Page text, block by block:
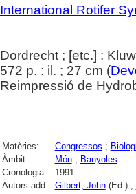
International Rotifer
Dordrecht ; [etc.] :
572 p. : il. ; 27 cm (
Reimpressió de
Matèries: Congressos ;
Àmbit:
Món; Banyoles
Cronologia:
1991
Autors add.: Gilbert, John(Ed.) ;